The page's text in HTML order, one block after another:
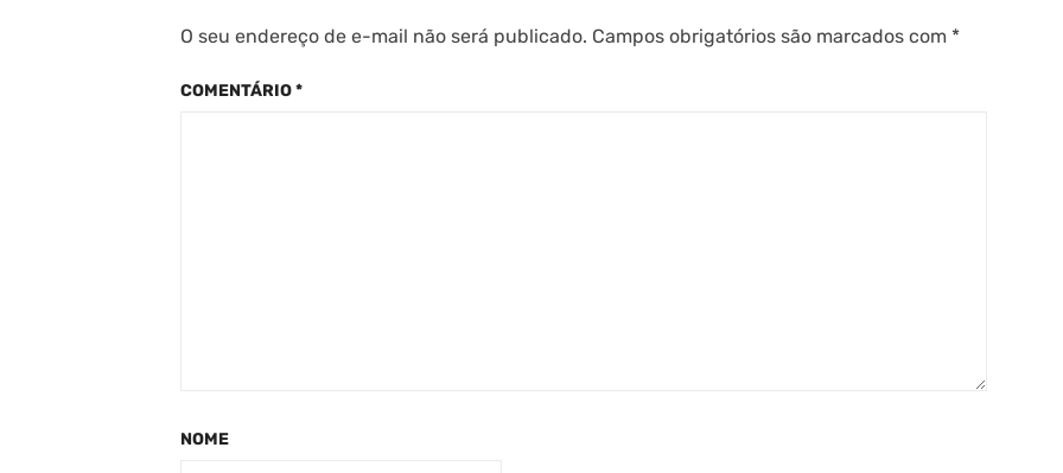
O seu endereço de e-mail não será publicado. Campos obrigatórios são marcados com *
COMENTÁRIO*
NOME